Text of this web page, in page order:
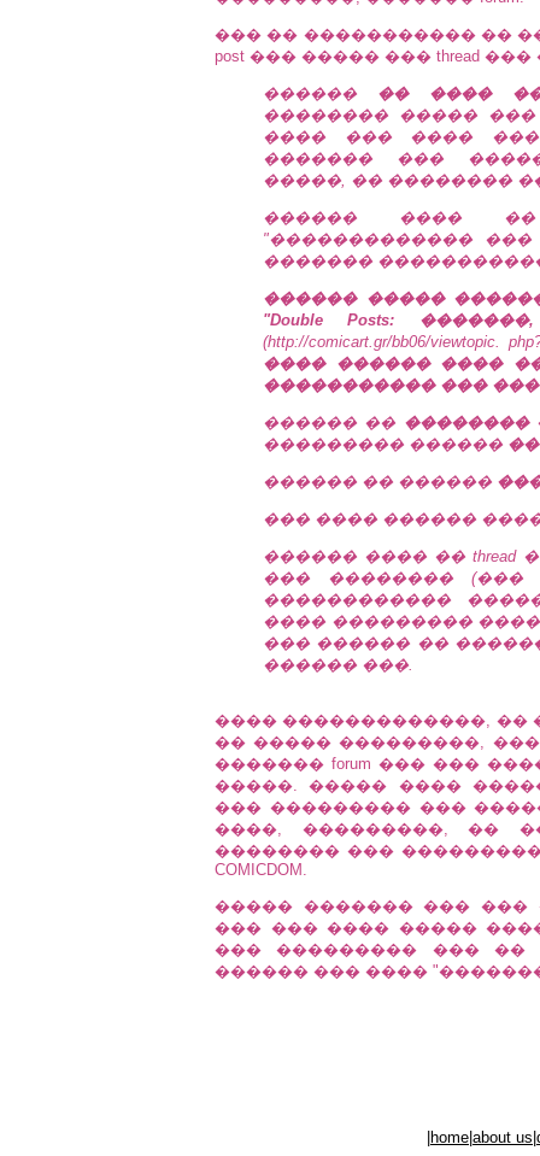
��� �� ����������� ��
post ��� ����� ��� thread
������ �� ����
�������� �����
���� ��� ����
������� ���
�����, �� ��������
������ ���� ��
"�������������
�������
������ �����
"Double Posts:
(http://comicart.gr/bb06/viewtopic.
���� ������ ����
����������� ���
������ �� ��������
��������� ������
������ �� ������
��� ���� ������
������ ���� ��
��� �������� (���
������������
���� ���������
��� ������ ��
������ ���.
���� �������������, ��
�� ����� ���������,
������� forum ��� ���
�����. ����� ����
��� ��������� ���
����, ���������, ��
�������� ���
COMICDOM.
����� ������� ��� ���
��� ��� ���� �����
��� ��������� ��� ��
������ ��� ����
home about us